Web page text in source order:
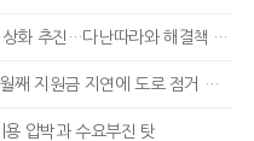
추진…다난따라와 해결책 모색
지원금 지연에 도로 점거 시위
압박과 수요부진 탓